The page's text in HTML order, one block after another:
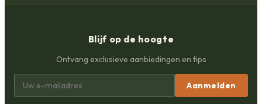
Blijf op de hoogte
Ontvang exclusieve aanbiedingen en tips
Aanmelden